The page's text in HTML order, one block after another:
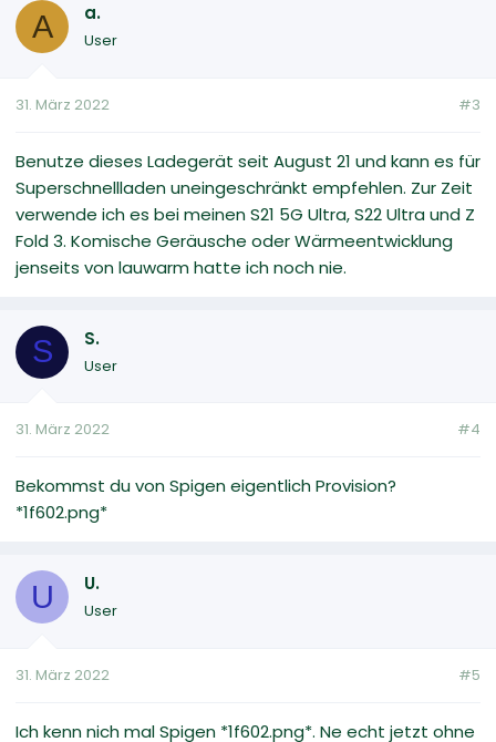
A a.
User
31. März 2022 #3
Benutze dieses Ladegerät seit August 21 und kann es für
Superschnellladen uneingeschränkt empfehlen. Zur Zeit
verwende ich es bei meinen S21 5G Ultra, S22 Ultra und Z
Fold 3. Komische Geräusche oder Wärmeentwicklung
jenseits von lauwarm hatte ich noch nie.
S S.
User
31. März 2022 #4
Bekommst du von Spigen eigentlich Provision?
*1f602.png*
U U.
User
31. März 2022 #5
Ich kenn nich mal Spigen *1f602.png*. Ne echt jetzt ohne